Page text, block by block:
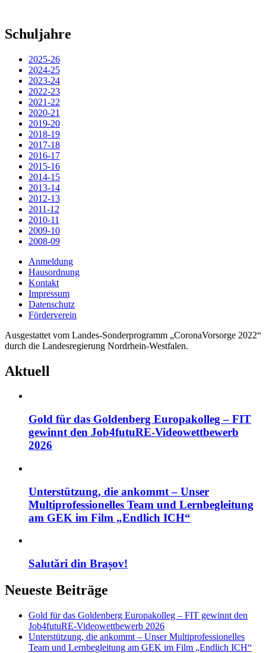
Schuljahre
2025-26
2024-25
2023-24
2022-23
2021-22
2020-21
2019-20
2018-19
2017-18
2016-17
2015-16
2014-15
2013-14
2012-13
2011-12
2010-11
2009-10
2008-09
Anmeldung
Hausordnung
Kontakt
Impressum
Datenschutz
Förderverein
Ausgestattet vom Landes-Sonderprogramm „CoronaVorsorge 2022“
durch die Landesregierung Nordrhein-Westfalen.
Aktuell
Gold für das Goldenberg Europakolleg – FIT
gewinnt den Job4futuRE-Videowettbewerb
2026
Unterstützung, die ankommt – Unser
Multiprofessionelles Team und Lernbegleitung
am GEK im Film „Endlich ICH“
Salutări din Brașov!
Neueste Beiträge
Gold für das Goldenberg Europakolleg – FIT gewinnt den
Job4futuRE-Videowettbewerb 2026
Unterstützung, die ankommt – Unser Multiprofessionelles
Team und Lernbegleitung am GEK im Film „Endlich ICH“